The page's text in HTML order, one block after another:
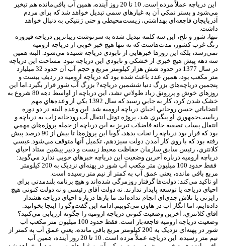
اين درياچه عملاً مرده است. 10 تا 20 روز آينده، همين آب باقي‌مانده هم تبخير
مي‌شود و بستر نمکي آن به غبارهاي سمي تبديل خواهد شد که براي مردم
آذربايجان فاجعه‌اي بهداشتي، زيست‌محيطي و حتي ژنتيکي به دنبال خواهد
داشت.
تنها، شور و تلخ، اين سه کلمه تبديل شده به سرنوشت زيباترين درياچه فيروزه
رنگ غرب کشور،‌ مدت‌هاست که نه تنها هيچ خبر خوبي از درياچه اروميه
نمي‌رسد، بلکه اين روزها خبرهايي از نابودي درياچه شنيده مي‌شود. البته همين
سه دهه پيش هيچ خبري از خشکي و نابودي اين درياچه نبود. مساحت اين درياچه
در سال 1377 در حدود شش هزار کيلومتر مربع و حجم آب آن حدود 32 ميليارد
متر مکعب بود، همين عدد باعث شده بود که درياچه اروميه در رديف بيست و
پنجمين درياچه‌هاي بزرگ دنيا ششمين درياچه? بزرگ آب شور قرار بگيرد.اما اين
روزهاي خوش و پررونق زياد طولاني نشد،‌ اين درياچه از اواسط دهه 80 شروع به
خشک شدن کرد، کار به جايي رسيد که سال 1392 يکي از وعده‌هاي مهم
انتخاباتي حسن روحاني احياي درياچه اروميه شد. اين وعده البته در دو دوره
رياست‌جمهوري او پيگيري شد، پروژه تونل انتقال آب رودخانه زاب به درياچه و
انتقال پساب تصفيه خانه فاضلاب تبريز به اين درياچه از جمله پروژه‌هاي مهمي
بود که قرار بود درياچه را نجات بدهد،‌ گويا اين پروژه‌ها تا بيش از 90 درصد پيش
رفته بود که با روي‌ کار آمدن دولت سيزدهم، تکميل آنها متوقف مي‌شود.عيسي
کلانتري، رئيس سابق سازمان حفاظت محيط زيست و دبير پيشين ستاد احياي
درياچه اروميه درباره آخرين وضعيت اين درياچه خبرهاي خوبي ندارد مي‌گويد:
فقط حدود 100 ميليون متر مکعب آب شور در پهنه‌اي نزديک به 200 کيلومتر
مربع باقي مانده، يعني عمق آب به کمتر از نيم متر رسيده است.
او تاکيد مي‌کند: دولت‌ها گرفتار روزمرگي شده‌اند و هيچ برنامه بلندمدتي براي
احياي درياچه يا توسعه پايدار ندارند. نه دولت آقاي رئيسي و نه دولت کنوني هيچ
رايزني يا تلاش جدي‌اي انجام نداده‌اند. ما بارها درباره احياي درياچه هشدار
داده‌ايم، اما انگار آب در هاون مي‌کوبيم.ادامه اين گفت‌وگو را اينجا بخوانيد:
آقاي کلانتري، آخرين وضعيت کنوني درياچه اروميه را چگونه ارزيابي مي‌کنيد؟
وضعيت درياچه اروميه فاجعه‌بار است. فقط حدود 100 ميليون متر مکعب آب
شور در پهنه‌اي نزديک به 200 کيلومتر مربع باقي مانده، يعني عمق آب به کمتر از
نيم متر رسيده. اين درياچه عملاً مرده است. 10 تا 20 روز آينده، همين آب